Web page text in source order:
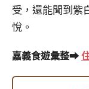
受，還能聞到紫
悅。
嘉義食遊彙整➡